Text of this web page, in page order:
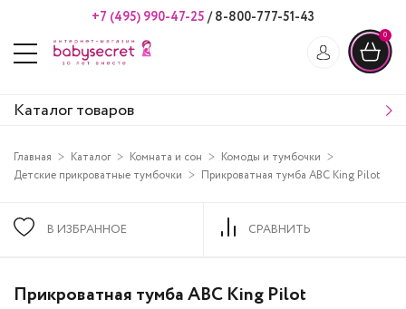
+7 (495) 990-47-25 /8-800-777-51-43
0
Каталог товаров
Главная Каталог Комната и сон
Комоды и тумбочки
Детские прикроватные тумбочки
Прикроватная тумба ABC King Pilot
В ИЗБРАННОЕ СРАВНИТЬ
Прикроватная тумба ABC King Pilot